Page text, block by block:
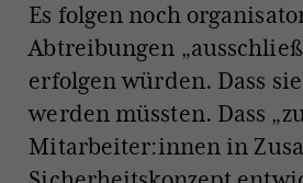
Es folgen noch
Abtreibungen
erfolgen würden. Dass
werden müssten. Dass
Mitarbeiter:innen in